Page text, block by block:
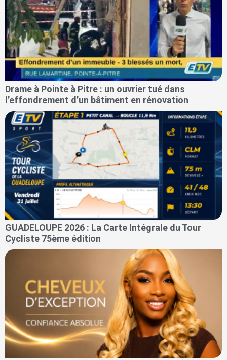
Drame à Pointe à Pitre : un ouvrier tué dans
l’effondrement d’un bâtiment en rénovation
GUADELOUPE 2026 : La Carte Intégrale du Tour
Cycliste 75ème édition